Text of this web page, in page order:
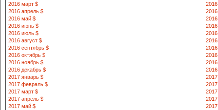
2016 март $
2016 апрель $
2016 май $
2016 июнь $
2016 июль $
2016 август $
2016
2016 сентябрь $
2016 октябрь $
2016 ноябрь $
2016 декабрь $
2017 январь $
2017 февраль $
2017 март $
2017 апрель $
2017 май $